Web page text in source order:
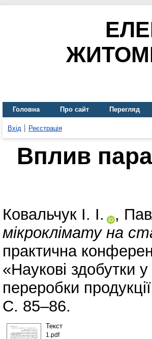
Головна Про сайт Перегляд
Вхід Реєстрація
Вплив
Ковальчук І. І. ,
мікроклімату на
практична
«Наукові здобутки
переробки
С. 85–86.
Текст
1.pdf